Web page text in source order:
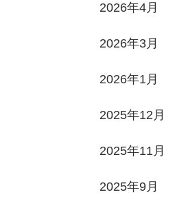
2026年4月
2026年3月
2026年1月
2025年12月
2025年11月
2025年9月